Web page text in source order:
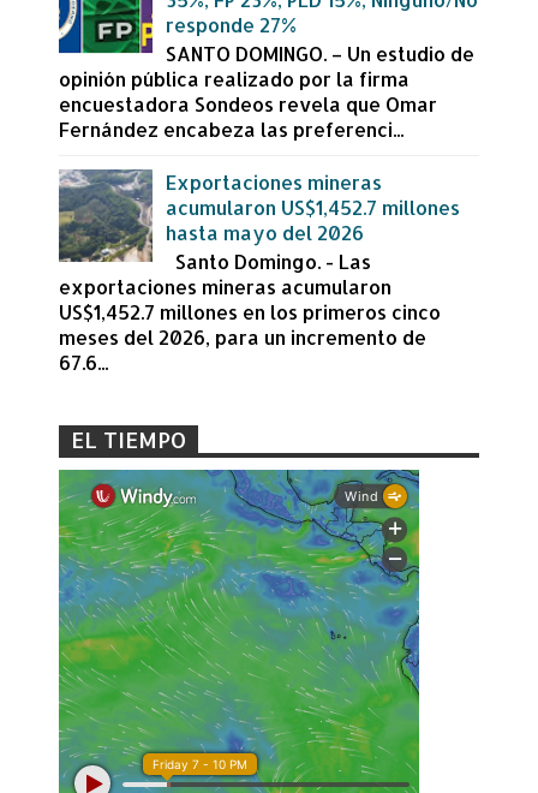
responde 27%
SANTO DOMINGO. – Un estudio de
opinión pública realizado por la firma
encuestadora Sondeos revela que Omar
Fernández encabeza las preferenci...
Exportaciones mineras
acumularon US$1,452.7 millones
hasta mayo del 2026
Santo Domingo. - Las
exportaciones mineras acumularon
US$1,452.7 millones en los primeros cinco
meses del 2026, para un incremento de
67.6...
EL TIEMPO